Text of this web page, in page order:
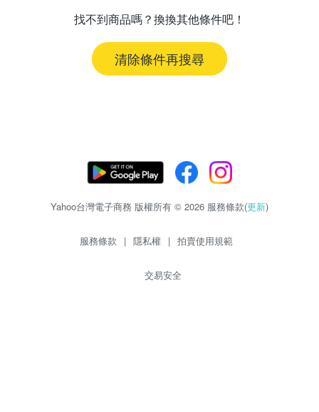
找不到商品嗎？換換其他條件吧！
清除條件再搜尋
Yahoo台灣電子商務 版權所有 © 2026 服務條款(更新)
服務條款 | 隱私權 | 拍賣使用規範
交易安全